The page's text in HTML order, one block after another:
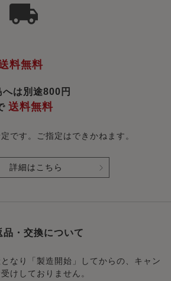
料無料
は別途800円
送料無料
です。ご指定はできかねます。
詳細はこちら
品・交換について
なり「製造開始」してからの、キャン
けしておりません。